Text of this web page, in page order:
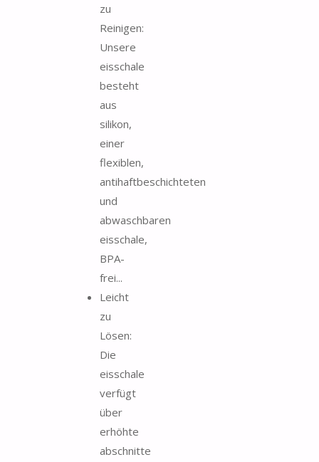
zu
Reinigen:
Unsere
eisschale
besteht
aus
silikon,
einer
flexiblen,
antihaftbeschichteten
und
abwaschbaren
eisschale,
BPA-
frei...
Leicht
zu
Lösen:
Die
eisschale
verfügt
über
erhöhte
abschnitte